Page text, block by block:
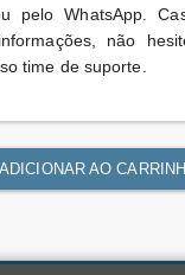
peloWhatsApp.
não
time de suporte.
AO